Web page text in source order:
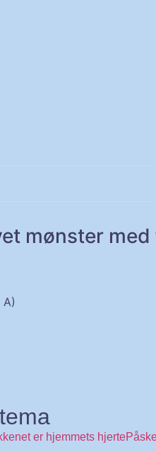
mønster med
er hjemmets hjerte